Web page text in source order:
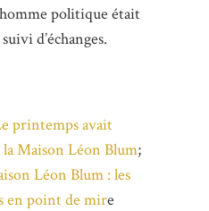
politique était
d’échanges.
printemps avait
Maison Léon Blum;
Léon Blum : les
en point de mire